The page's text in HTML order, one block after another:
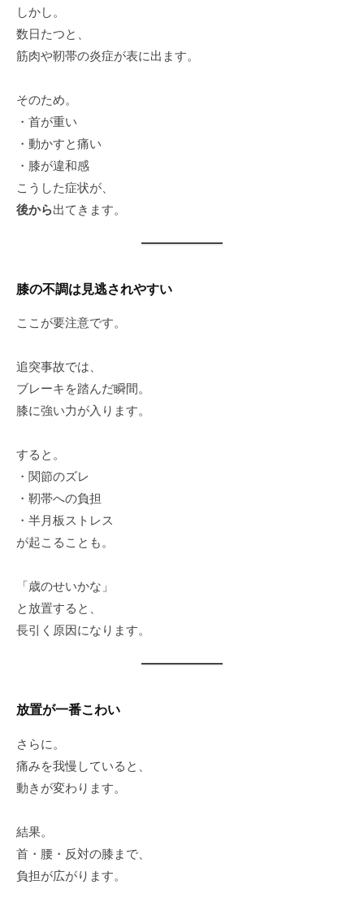
しかし。
数日たつと、
筋肉や靭帯の炎症が表に出ます。
そのため。
・首が重い
・動かすと痛い
・膝が違和感
こうした症状が、
後から出てきます。
膝の不調は見逃されやすい
ここが要注意です。
追突事故では、
ブレーキを踏んだ瞬間。
膝に強い力が入ります。
すると。
・関節のズレ
・靭帯への負担
・半月板ストレス
が起こることも。
「歳のせいかな」
と放置すると、
長引く原因になります。
放置が一番こわい
さらに。
痛みを我慢していると、
動きが変わります。
結果。
首・腰・反対の膝まで、
負担が広がります。